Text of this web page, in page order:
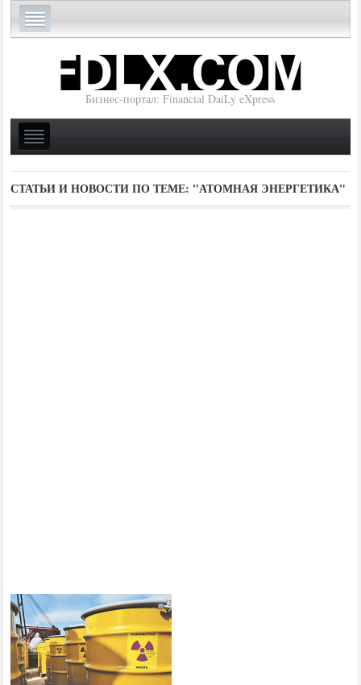
Бизнес-портал: Financial DaiLy eXpress
СТАТЬИ И НОВОСТИ ПО ТЕМЕ: "АТОМНАЯ ЭНЕРГЕТИКА"